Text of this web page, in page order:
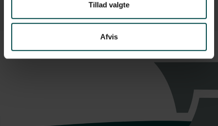
Tillad valgte
Afvis